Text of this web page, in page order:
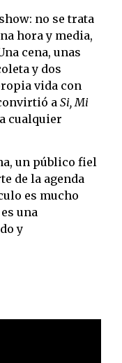
no se trata
hora y media,
cena, unas
y dos
vida con
a Si, Mi
cualquier
un público fiel
de la agenda
es mucho
una
y